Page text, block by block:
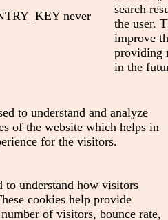
never
search
the user.
improve
providing
in the
to understand and analyze
of the website which helps in
for the visitors.
to understand how visitors
cookies help provide
of visitors, bounce rate,